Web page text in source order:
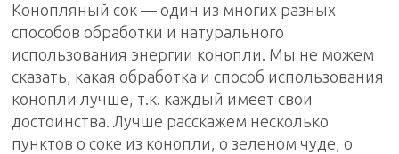
Конопляный сок — один из многих разных
способов обработки и натурального
использования энергии конопли. Мы не можем
сказать, какая обработка и способ использования
конопли лучше, т.к. каждый имеет свои
достоинства. Лучше расскажем несколько
пунктов о соке из конопли, о зеленом чуде, о